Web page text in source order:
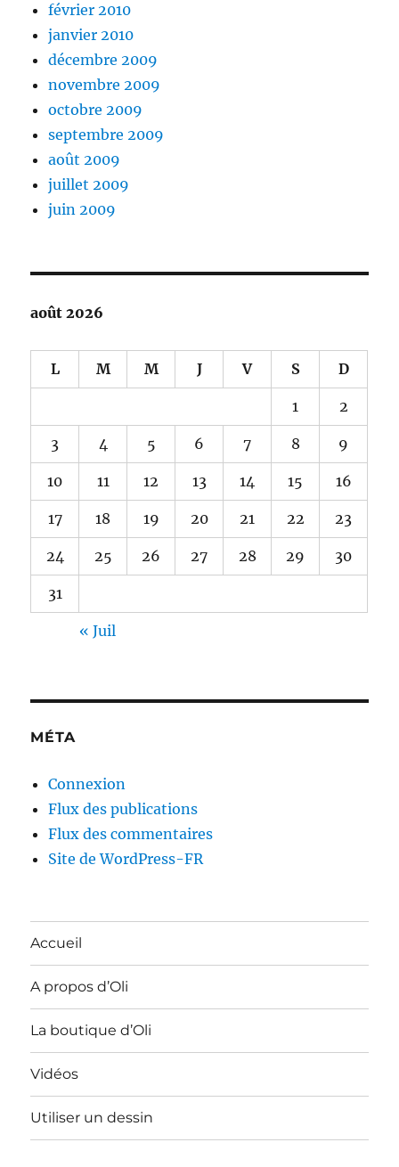
février 2010
janvier 2010
décembre 2009
novembre 2009
octobre 2009
septembre 2009
août 2009
juillet 2009
juin 2009
août 2026
L M M J V S D
1 2
3 4 5 6 7 8 9
10 11 12 13 14 15 16
17 18 19 20 21 22 23
24 25 26 27 28 29 30
31
« Juil
MÉTA
Connexion
Flux des publications
Flux des commentaires
Site de WordPress-FR
Accueil
A propos d’Oli
La boutique d’Oli
Vidéos
Utiliser un dessin